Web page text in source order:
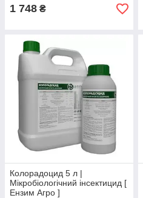
1 748 ₴
Колорадоцид 5 л |
Мікробіологічний інсектицид [
Ензим Агро ]